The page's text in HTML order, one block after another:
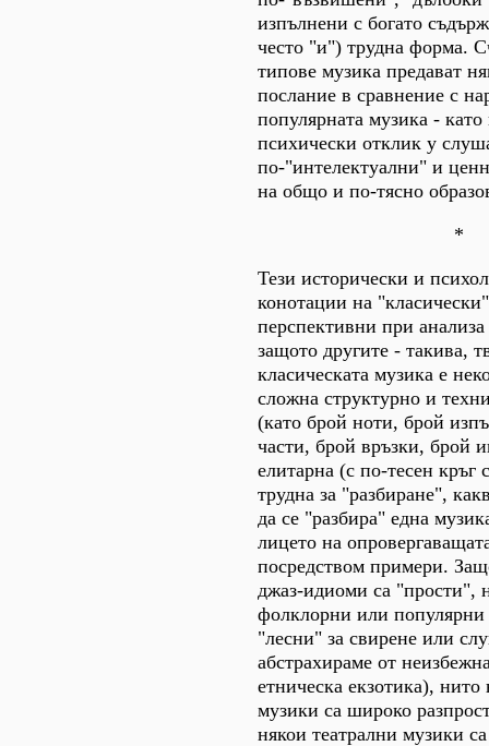
изпълнени с богато
често "и") трудна форма.
типове музика предават
послание в сравнение с
популярната музика -
психически отклик у
по-"интелектуални" и
на общо и по-тясно
*
Тези исторически и
конотации на
перспективни при
защото другите - такива,
класическата музика е
сложна структурно и
(като брой ноти, брой
части, брой връзки, брой
елитарна (с по-тесен
трудна за "разбиране",
да се "разбира" една
лицето на
посредством примери.
джаз-идиоми са "прости",
фолклорни или популярни
"лесни" за свирене или
абстрахираме от
етническа екзотика),
музики са широко
някои театрални музики